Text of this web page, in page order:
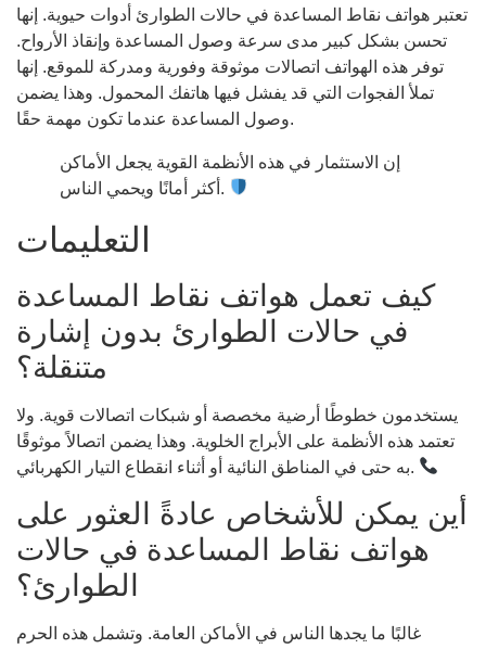
تعتبر هواتف نقاط المساعدة في حالات الطوارئ أدوات حيوية. إنها
تحسن بشكل كبير مدى سرعة وصول المساعدة وإنقاذ الأرواح.
توفر هذه الهواتف اتصالات موثوقة وفورية ومدركة للموقع. إنها
تملأ الفجوات التي قد يفشل فيها هاتفك المحمول. وهذا يضمن
وصول المساعدة عندما تكون مهمة حقًا.
إن الاستثمار في هذه الأنظمة القوية يجعل الأماكن
أكثر أمانًا ويحمي الناس.
التعليمات
كيف تعمل هواتف نقاط المساعدة
في حالات الطوارئ بدون إشارة
متنقلة؟
يستخدمون خطوطًا أرضية مخصصة أو شبكات اتصالات قوية. ولا
تعتمد هذه الأنظمة على الأبراج الخلوية. وهذا يضمن اتصالاً موثوقًا
به حتى في المناطق النائية أو أثناء انقطاع التيار الكهربائي.
أين يمكن للأشخاص عادةً العثور على
هواتف نقاط المساعدة في حالات
الطوارئ؟
غالبًا ما يجدها الناس في الأماكن العامة. وتشمل هذه الحرم